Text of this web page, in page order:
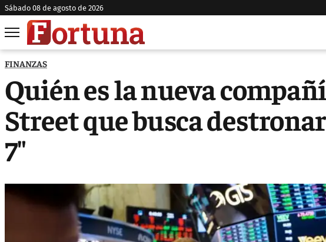
sábado 08 de agosto de 2026
FINANZAS
Quién es la nueva
Street que busca
7"